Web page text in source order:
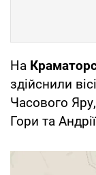
На
здійснили
Часового Яру,
Гори та